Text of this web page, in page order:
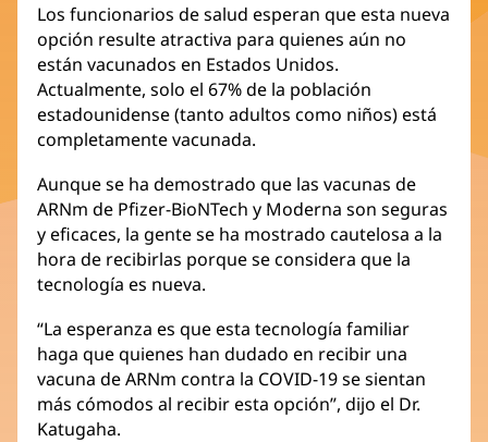
Los funcionarios de salud esperan que esta nueva
opción resulte atractiva para quienes aún no
están vacunados en Estados Unidos.
Actualmente, solo el 67% de la población
estadounidense (tanto adultos como niños) está
completamente vacunada.
Aunque se ha demostrado que las vacunas de
ARNm de Pfizer-BioNTech y Moderna son seguras
y eficaces, la gente se ha mostrado cautelosa a la
hora de recibirlas porque se considera que la
tecnología es nueva.
“La esperanza es que esta tecnología familiar
haga que quienes han dudado en recibir una
vacuna de ARNm contra la COVID-19 se sientan
más cómodos al recibir esta opción”, dijo el Dr.
Katugaha.